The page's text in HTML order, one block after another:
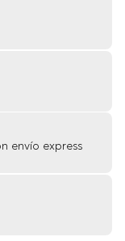
envío express